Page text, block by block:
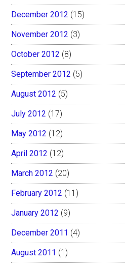
December 2012 (15)
November 2012 (3)
October 2012 (8)
September 2012 (5)
August 2012 (5)
July 2012 (17)
May 2012 (12)
April 2012 (12)
March 2012 (20)
February 2012 (11)
January 2012 (9)
December 2011 (4)
August 2011 (1)